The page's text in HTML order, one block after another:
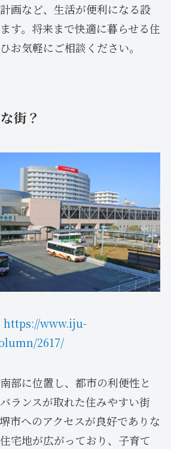
画など、生活が便利になる設
す。将来まで快適に暮らせる住
お気軽にご相談ください。
街？
https://www.iju-
2617/
部に位置し、都市の利便性と
ランスが取れた住みやすい街
市へのアクセスが良好でありな
宅地が広がっており、子育て